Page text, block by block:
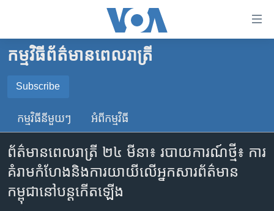
គេហទំព័រ​
ទាក់ទង
រំលង​
ទំព័រ​
ព័ត៌មាន​​
ម្តង
កម្ពុជា
អន្តរជាតិ
ចិន
ហេឡូវីអូអេ
កម្ពុជាច្នៃប្រតិដ្ឋ
ព្រឹត្តិការណ៍ព័ត៌មាន
កម្មវិធី​ព័ត៌មាន​ពេលរាត្រី
Subscribe
SUBSCRIBE
YouTube Music
Spotify
កម្មវិធី​នីមួយៗ អំពី​កម្មវិធី​
ព័ត៌មាន​ពេល​រាត្រី ២៤ មីនា៖ របាយការណ៍​ថ្មី​៖ ការ​
គំរាម​កំហែង​និង​ការ​យាយី​លើ​អ្នក​សារព័ត៌មាន​
កម្ពុជា​នៅ​​បន្ត​កើត​ឡើង